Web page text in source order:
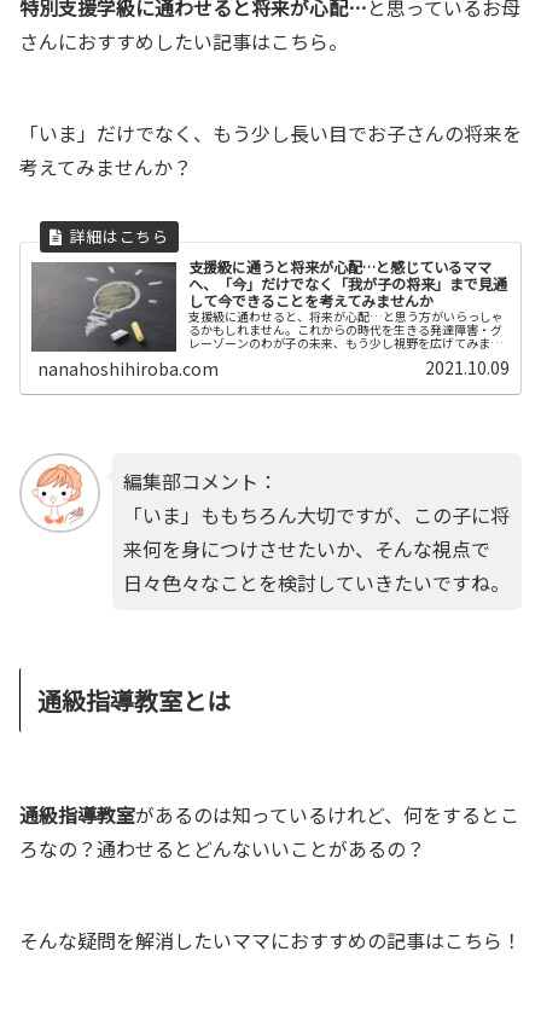
特別支援学級に通わせると将来が心配…と思っているお母
さんにおすすめしたい記事はこちら。
「いま」だけでなく、もう少し長い目でお子さんの将来を
考えてみませんか？
支援級に通うと将来が心配…と感じているママ
へ、「今」だけでなく「我が子の将来」まで見通
して今できることを考えてみませんか
支援級に通わせると、将来が心配…と思う方がいらっしゃ
るかもしれません。これからの時代を生きる発達障害・グ
レーゾーンのわが子の未来、もう少し視野を広げてみませ
むべきことが分かってきます。
nanahoshihiroba.com 2021.10.09
編集部コメント：
「いま」ももちろん大切ですが、この子に将
来何を身につけさせたいか、そんな視点で
日々色々なことを検討していきたいですね。
通級指導教室とは
通級指導教室があるのは知っているけれど、何をするとこ
ろなの？通わせるとどんないいことがあるの？
そんな疑問を解消したいママにおすすめの記事はこちら！